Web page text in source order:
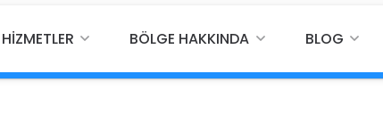
HIZMETLER BÖLGE HAKKINDA BLOG